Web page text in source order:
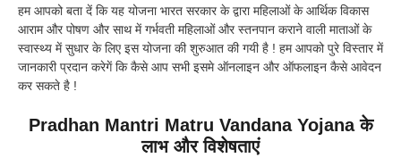
हम आपको बता दें कि यह योजना भारत सरकार के द्वारा महिलाओं के आर्थिक विकास
आराम और पोषण और साथ में गर्भवती महिलाओं और स्तनपान कराने वाली माताओं के
स्वास्थ्य में सुधार के लिए इस योजना की शुरुआत की गयी है ! हम आपको पुरे विस्तार में
जानकारी प्रदान करेगें कि कैसे आप सभी इसमे ऑनलाइन और ऑफलाइन कैसे आवेदन
कर सकते है !
Pradhan Mantri Matru Vandana Yojana के
लाभ और विशेषताएं